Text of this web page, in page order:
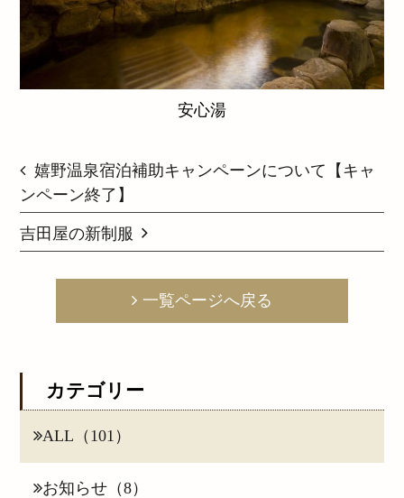
安心湯
嬉野温泉宿泊補助キャンペーンについて【キャ
ンペーン終了】
吉田屋の新制服
一覧ページへ戻る
カテゴリー
ALL（101）
お知らせ（8）